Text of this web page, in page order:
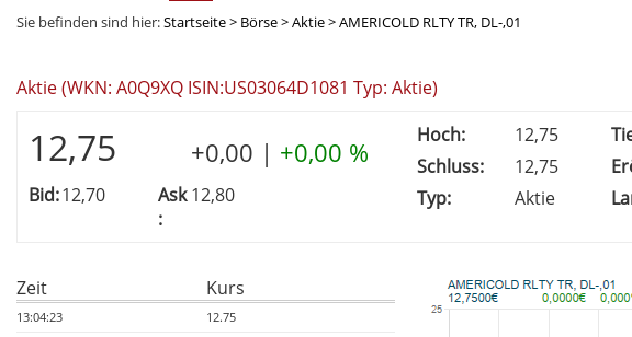
Sie befinden sind hier:Startseite> Börse>Aktie>AMERICOLD RLTY TR, DL-,01
Aktie (WKN: A0Q9XQ ISIN:US03064D1081 Typ: Aktie)
12,75 +0,00 | +0,00 %
Bid:12,70
Ask
:
12,80
Hoch: 12,75
Schluss:
12,75
Typ:
Aktie
Zeit Kurs
13:04:23
12.75